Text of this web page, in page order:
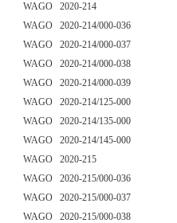
WAGO 2020-214
WAGO 2020-214/000-036
WAGO 2020-214/000-037
WAGO 2020-214/000-038
WAGO 2020-214/000-039
WAGO 2020-214/125-000
WAGO 2020-214/135-000
WAGO 2020-214/145-000
WAGO 2020-215
WAGO 2020-215/000-036
WAGO 2020-215/000-037
WAGO 2020-215/000-038